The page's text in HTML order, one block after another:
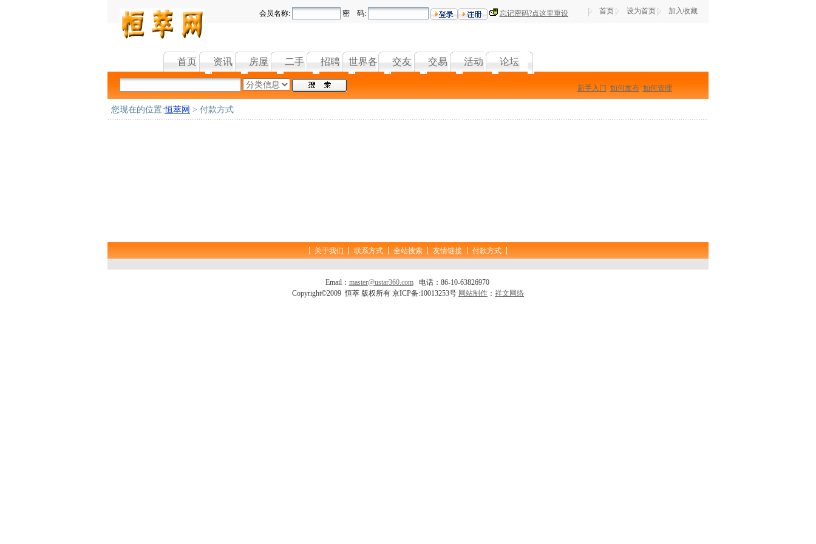
会员名称: 密 码: 忘记密码?点这里重设 首页 设为首页 加入收藏
首页 资讯 房屋 二手 招聘 世界各地 交友 交易 活动 论坛
新手入门 如何发布 如何管理
您现在的位置:恒萃网 > 付款方式
关于我们 联系方式 全站搜索 友情链接 付款方式
Email： master@ustar360.com
电话：86-10-63826970
Copyright©2009 恒萃 版权所有 京ICP备:10013253号 网站制作 ： 祥文网络